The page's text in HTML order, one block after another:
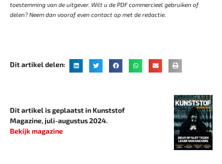
toestemming van de uitgever. Wilt u de PDF commercieel gebruiken of
delen? Neem dan vooraf even contact op met de redactie.
Dit artikel delen:
Dit artikel is geplaatst in Kunststof
Magazine, juli-augustus 2024.
Bekijk magazine